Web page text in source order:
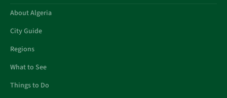
About Algeria
City Guide
Regions
What to See
Things to Do